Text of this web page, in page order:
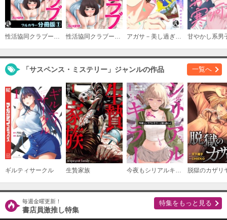
性活協同クラブー人妻たちの貪欲××漁りサークルー【フルカラー分冊版】 性活協同クラブー人妻たちの貪欲××漁りサークルー アガサ－美し過ぎる占い師はみた@自由が丘サロン－
「サスペンス・ミステリー」ジャンルの作品 一覧へ
ギルティサークル 生贄家族 今夜もシリアルキラーと待ち合わせ 脱獄のカザリ
毎週金曜更新！
書店員激推し特集
特集をもっと見る